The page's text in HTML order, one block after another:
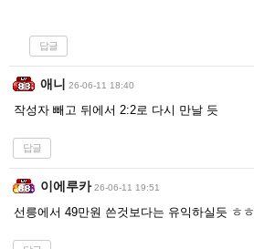
답글
애니 26-06-11 18:40
작성자 빼고 뒤에서 2:2로 다시 만날 듯
답글
이에루카 26-06-11 19:51
선릉에서 49만원 쓴것보다는 유익하실듯 ㅎㅎ